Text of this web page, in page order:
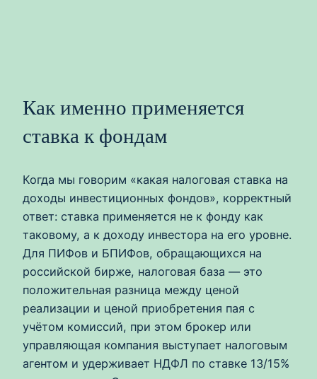
Как именно применяется
ставка к фондам
Когда мы говорим «какая налоговая ставка на
доходы инвестиционных фондов», корректный
ответ: ставка применяется не к фонду как
таковому, а к доходу инвестора на его уровне.
Для ПИФов и БПИФов, обращающихся на
российской бирже, налоговая база — это
положительная разница между ценой
реализации и ценой приобретения пая с
учётом комиссий, при этом брокер или
управляющая компания выступает налоговым
агентом и удерживает НДФЛ по ставке 13/15%